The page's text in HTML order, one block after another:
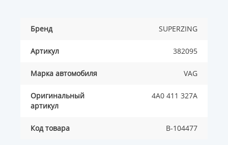
Бренд SUPERZING
Артикул 382095
Марка автомобиля VAG
Оригинальный
артикул
4A0 411 327A
Код товара B-104477